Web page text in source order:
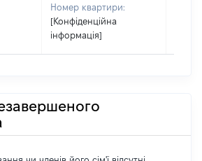
Номер квартири:
[Конфіденційна
інформація]